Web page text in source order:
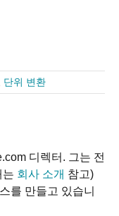
단위 변환
디렉터. 그는 전
는 회사 소개 참고)
를 만들고 있습니